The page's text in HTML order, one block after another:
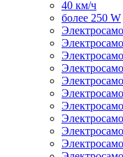
40 км/ч
более 250 W